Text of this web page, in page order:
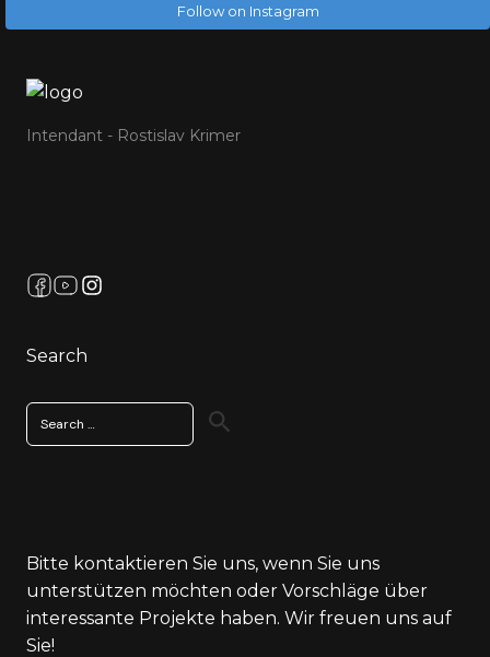
Follow on Instagram
Intendant - Rostislav Krimer
Bitte kontaktieren Sie uns, wenn Sie uns
unterstützen möchten oder Vorschläge über
interessante Projekte haben. Wir freuen uns auf
Sie!
Search
Search
for: